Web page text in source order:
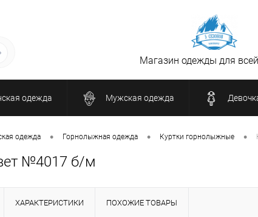
Магазин одежды для
одежда Мужская одежда
одежда • Горнолыжная одежда • Куртки горнолыжные •
№4017 б/м
ХАРАКТЕРИСТИКИ ПОХОЖИЕ ТОВАРЫ